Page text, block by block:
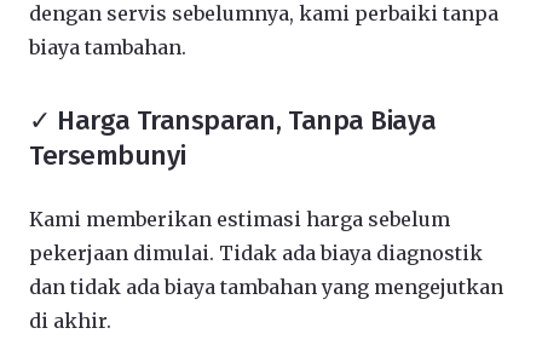
dengan servis sebelumnya, kami perbaiki tanpa
biaya tambahan.
✓ Harga Transparan, Tanpa Biaya
Tersembunyi
Kami memberikan estimasi harga sebelum
pekerjaan dimulai. Tidak ada biaya diagnostik
dan tidak ada biaya tambahan yang mengejutkan
di akhir.